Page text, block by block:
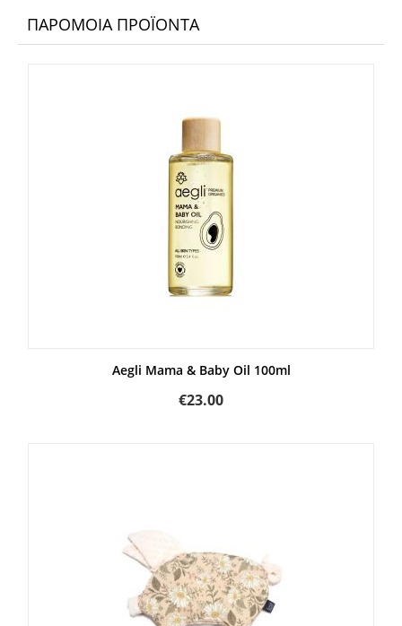
ΠΑΡΌΜΟΙΑ ΠΡΟΪΌΝΤΑ
Aegli Mama & Baby Oil 100ml
€23.00